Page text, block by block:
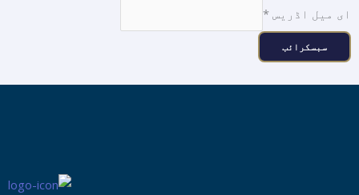
ای میل اڈریس *
سبسکرائب